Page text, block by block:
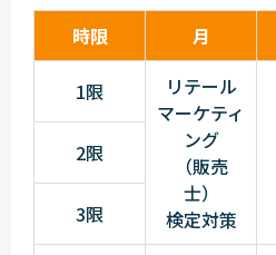
時限 月
1限
リテール
マーケティ
ング
（販売
士）
検定対策
2限
3限